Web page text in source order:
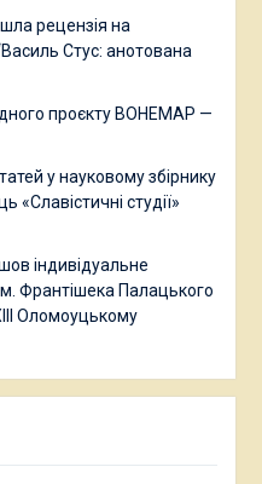
рецензія на
Стус: анотована
проєкту BOHEMAP —
у науковому збірнику
«Славістичні студії»
індивідуальне
Франтішека Палацького
Оломоуцькому